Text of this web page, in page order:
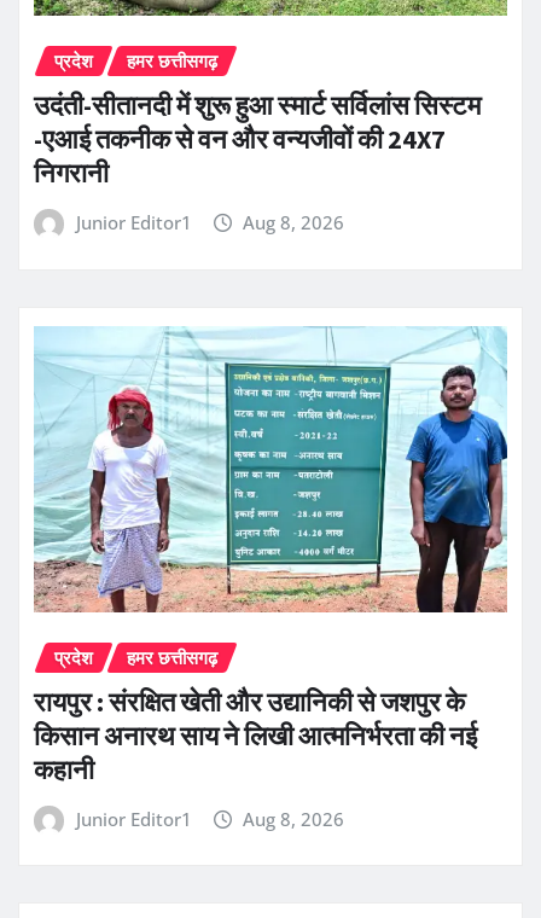
प्रदेश हमर छत्तीसगढ़
उदंती-सीतानदी में शुरू हुआ स्मार्ट सर्विलांस सिस्टम
-एआई तकनीक से वन और वन्यजीवों की 24X7
निगरानी
Junior Editor1 Aug 8, 2026
प्रदेश हमर छत्तीसगढ़
रायपुर : संरक्षित खेती और उद्यानिकी से जशपुर के
किसान अनारथ साय ने लिखी आत्मनिर्भरता की नई
कहानी
Junior Editor1 Aug 8, 2026